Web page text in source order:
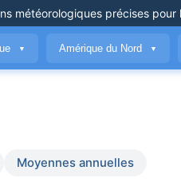
météorologiques précises pour
▼ Amérique du Nord ▼
Moyennes annuelles